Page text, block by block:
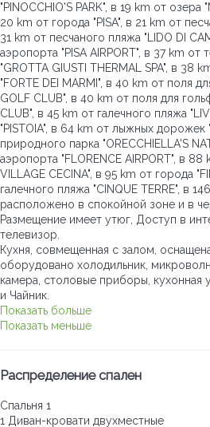
"PINOCCHIO'S PARK", в 19 km от озера
20 km от города "PISA", в 21 km от
31 km от песчаного пляжа "LIDO DI
аэропорта "PISA AIRPORT", в 37 km от
"GROTTA GIUSTI THERMAL SPA", в 38
"FORTE DEI MARMI", в 40 km от поля
GOLF CLUB", в 40 km от поля для
CLUB", в 45 km от галечного пляжа
"PISTOIA", в 64 km от лыжных дорожек
природного парка "ORECCHIELLA'S
аэропорта "FLORENCE AIRPORT", в 88
VILLAGE CECINA", в 95 km от города
галечного пляжа "CINQUE TERRE", в
расположено в спокойной зоне и в
Размещение имеет утюг, Доступ в
телевизор.
Кухня, совмещенная с залом,
оборудовано холодильник,
камера, столовые приборы, кухонная
и Чайник.
Показать больше
Показать меньше
Распределение спален
Спальня 1
1 Диван-кровати двухместные